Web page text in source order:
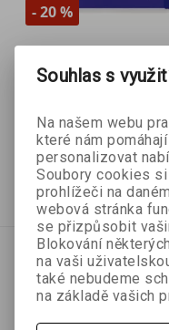
- 20 %
LEUCHTTURM1917 -
383 Kč 479 Kč
Vyprodáno
Souhlas s
Na našem webu
které nám
personalizovat
Soubory cookies
prohlížeči na
webová stránka
se přizpůsobit
Blokování
na vaši
také nebudeme
na základě vašich